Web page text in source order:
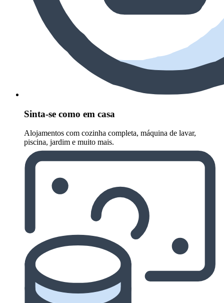
Sinta-se como em casa
Alojamentos com cozinha completa, máquina de lavar,
piscina, jardim e muito mais.